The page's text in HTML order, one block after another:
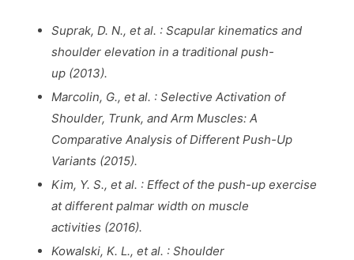
Suprak, D. N., et al. : Scapular kinematics and
shoulder elevation in a traditional push-
up (2013).
Marcolin, G., et al. : Selective Activation of
Shoulder, Trunk, and Arm Muscles: A
Comparative Analysis of Different Push-Up
Variants (2015).
Kim, Y. S., et al. : Effect of the push-up exercise
at different palmar width on muscle
activities (2016).
Kowalski, K. L., et al. : Shoulder